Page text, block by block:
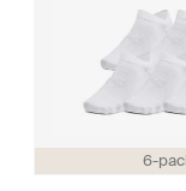
6-